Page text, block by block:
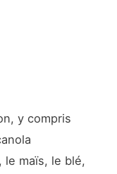
y compris
le maïs, le blé,